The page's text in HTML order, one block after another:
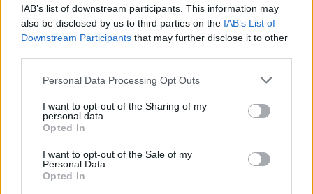
IAB’s list of downstream participants. This information may
also be disclosed by us to third parties on the IAB’s List of
Downstream Participants that may further disclose it to other
Please note that this website/app uses one or more Google
not limited to your visit or usage behaviour. You may click to
grant or deny consent to Google and its third-party tags to
use your data for below specified purposes in below Google
consent section.
Personal Data Processing Opt Outs
I want to opt-out of the Sharing of my
personal data.
Opted In
I want to opt-out of the Sale of my
Personal Data.
Opted In
“Είμαι σίγουρος πως όλοι μέτοχοι της Ευρωλίγκας θα